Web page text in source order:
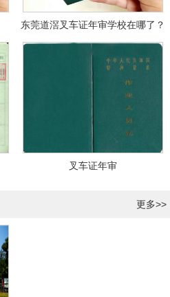
东莞道滘叉车证年审学校在哪了？
叉车证年审
更多>>